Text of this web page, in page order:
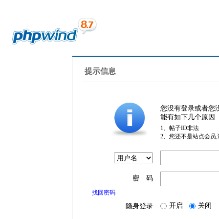
提示信息
您没有登录或者您
能有如下几个原因
1、帖子ID非法
2、您还不是站点会员
密 码
找回密码
隐身登录 开启 关闭